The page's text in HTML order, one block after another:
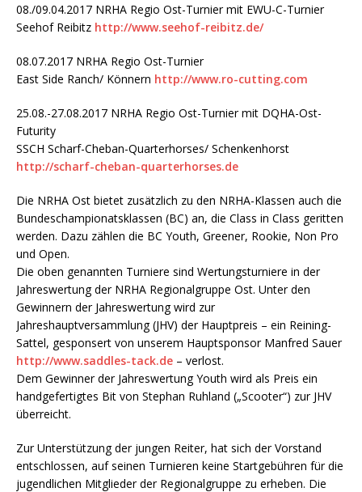
08./09.04.2017 NRHA Regio Ost-Turnier mit EWU-C-Turnier
Seehof Reibitz http://www.seehof-reibitz.de/
08.07.2017 NRHA Regio Ost-Turnier
East Side Ranch/ Könnern http://www.ro-cutting.com
25.08.-27.08.2017 NRHA Regio Ost-Turnier mit DQHA-Ost-
Futurity
SSCH Scharf-Cheban-Quarterhorses/ Schenkenhorst
http://scharf-cheban-quarterhorses.de
Die NRHA Ost bietet zusätzlich zu den NRHA-Klassen auch die
Bundeschampionatsklassen (BC) an, die Class in Class geritten
werden. Dazu zählen die BC Youth, Greener, Rookie, Non Pro
und Open.
Die oben genannten Turniere sind Wertungsturniere in der
Jahreswertung der NRHA Regionalgruppe Ost. Unter den
Gewinnern der Jahreswertung wird zur
Jahreshauptversammlung (JHV) der Hauptpreis – ein Reining-
Sattel, gesponsert von unserem Hauptsponsor Manfred Sauer
http://www.saddles-tack.de – verlost.
Dem Gewinner der Jahreswertung Youth wird als Preis ein
handgefertigtes Bit von Stephan Ruhland („Scooter“) zur JHV
überreicht.
Zur Unterstützung der jungen Reiter, hat sich der Vorstand
entschlossen, auf seinen Turnieren keine Startgebühren für die
jugendlichen Mitglieder der Regionalgruppe zu erheben. Die